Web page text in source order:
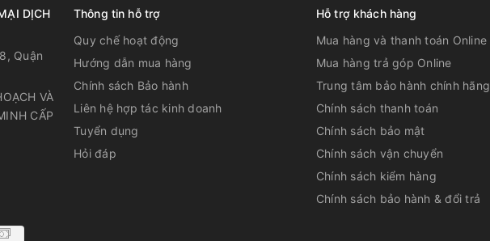
DỊCH
Quận
VÀ
CẤP
Thông tin hỗ trợ
Quy chế hoạt động
Hướng dẫn mua hàng
Chính sách Bảo hành
Liên hệ hợp tác kinh doanh
Tuyển dụng
Hỏi đáp
Hỗ trợ khách hàng
Mua hàng và thanh toán Online
Mua hàng trả góp Online
Trung tâm bảo hành chính hãng
Chính sách thanh toán
Chính sách bảo mật
Chính sách vận chuyển
Chính sách kiểm hàng
Chính sách bảo hành & đổi trả